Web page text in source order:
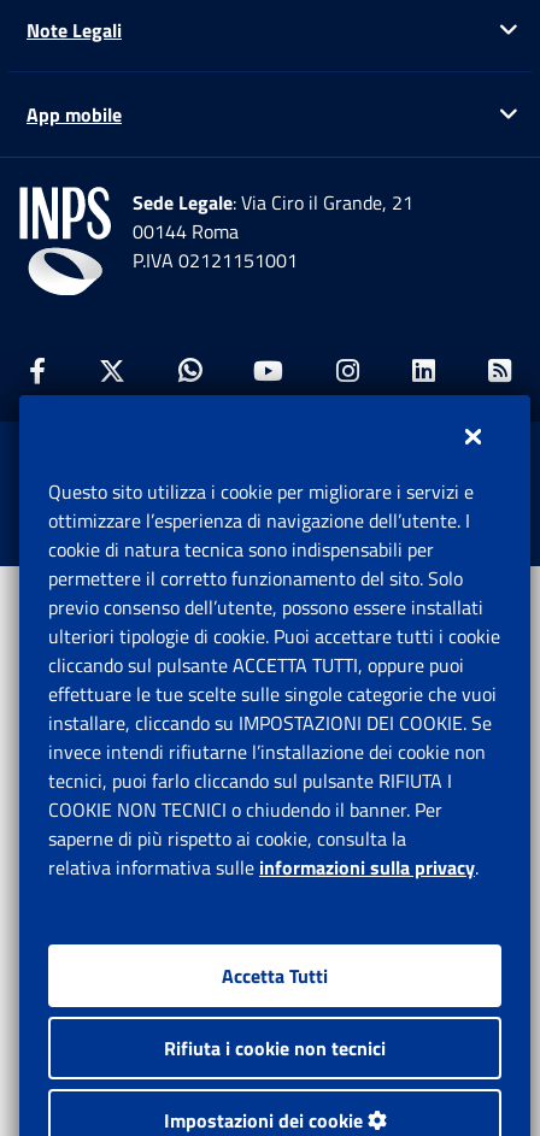
Note Legali
App mobile
Sede Legale: Via Ciro il Grande, 21
00144 Roma
P.IVA 02121151001
Facebook: Apre una nuova finestra
Twitter: Apre una nuova finestra
Whatsapp: Apre una nuova
Youtube: Apre una
Instagram:
Istituto Nazionale Previdenza Sociale.
Tutti i diritti riservati.
Questo sito utilizza i cookie per migliorare i servizi e
ottimizzare l’esperienza di navigazione dell’utente. I
cookie di natura tecnica sono indispensabili per
permettere il corretto funzionamento del sito. Solo
previo consenso dell’utente, possono essere installati
ulteriori tipologie di cookie. Puoi accettare tutti i cookie
cliccando sul pulsante ACCETTA TUTTI, oppure puoi
effettuare le tue scelte sulle singole categorie che vuoi
installare, cliccando su IMPOSTAZIONI DEI COOKIE. Se
invece intendi rifiutarne l’installazione dei cookie non
tecnici, puoi farlo cliccando sul pulsante RIFIUTA I
COOKIE NON TECNICI o chiudendo il banner. Per
saperne di più rispetto ai cookie, consulta la
relativa informativa sulle informazioni sulla privacy.
Accetta Tutti
Rifiuta i cookie non tecnici
Impostazioni dei cookie